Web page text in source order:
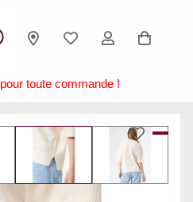
pour toute commande !